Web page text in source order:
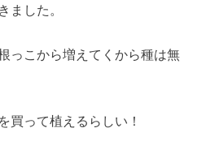
ました。
っこから増えてくから種は無
買って植えるらしい！